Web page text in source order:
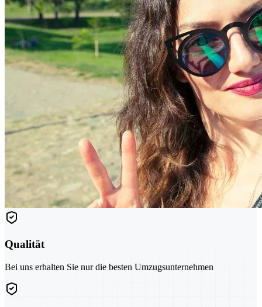
Qualität
Bei uns erhalten Sie nur die besten Umzugsunternehmen